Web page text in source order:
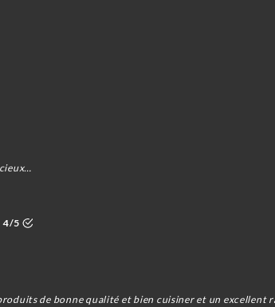
4/5
de bonne qualité et bien cuisiner et un